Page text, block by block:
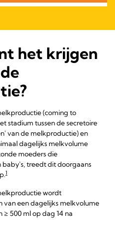
het krijgen
(coming to
stadium tussen de secretoire
van de melkproductie) en
dagelijks melkvolume
moeders die
treedt dit doorgaans
1
wordt
van een dagelijks melkvolume
500 ml op dag 14 na